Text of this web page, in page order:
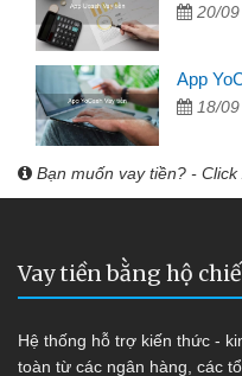
20/
App
18/
Bạn muốn vay tiền? - Click
Vay tiền bằng hộ
Hệ thống hỗ trợ kiến thức -
toàn từ các ngân hàng, các